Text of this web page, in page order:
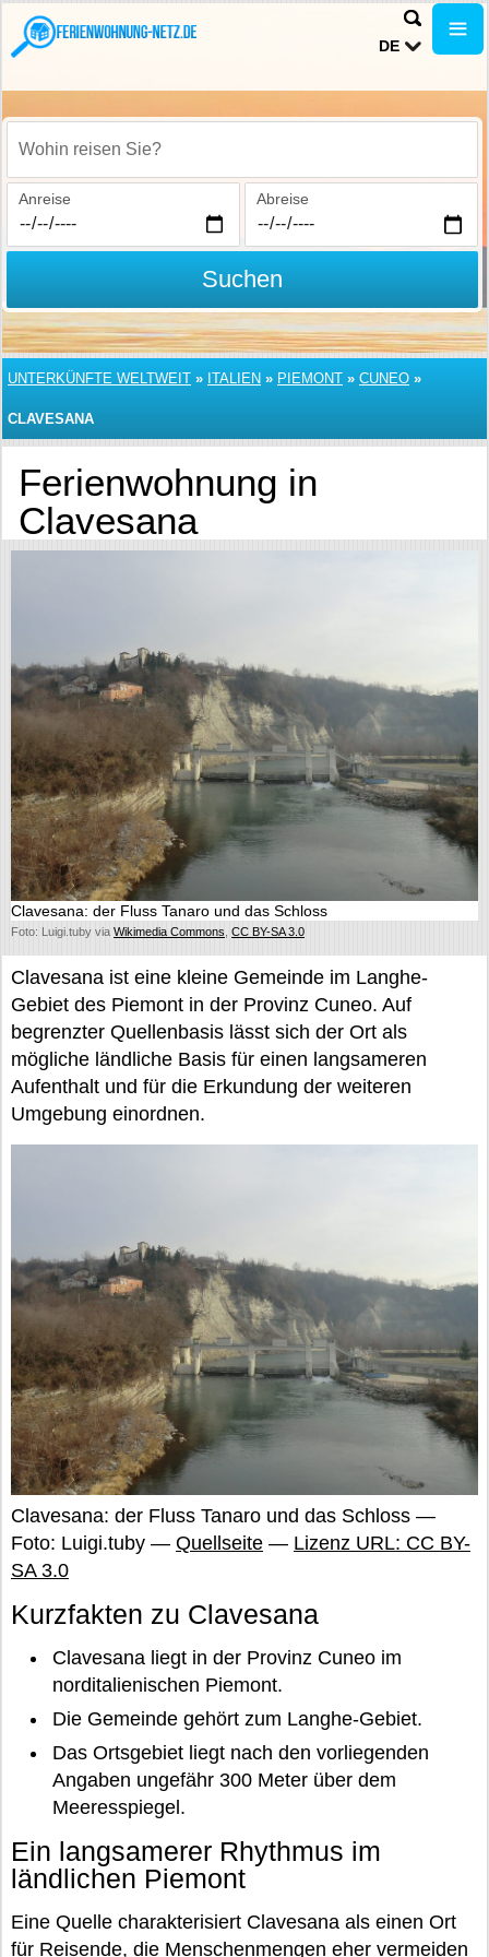
DE
Wohin reisen Sie?
Anreise Abreise
Suchen
UNTERKÜNFTE WELTWEIT » ITALIEN » PIEMONT » CUNEO »
CLAVESANA
Ferienwohnung in
Clavesana
Clavesana: der Fluss Tanaro und das Schloss
Foto: Luigi.tuby via Wikimedia Commons CC BY-SA 3.0
Clavesana ist eine kleine Gemeinde im Langhe-
Gebiet des Piemont in der Provinz Cuneo. Auf
begrenzter Quellenbasis lässt sich der Ort als
mögliche ländliche Basis für einen langsameren
Aufenthalt und für die Erkundung der weiteren
Umgebung einordnen.
Clavesana: der Fluss Tanaro und das Schloss —
Foto: Luigi.tuby — Quellseite — Lizenz URL: CC BY-
SA 3.0
Kurzfakten zu Clavesana
Clavesana liegt in der Provinz Cuneo im
norditalienischen Piemont.
Die Gemeinde gehört zum Langhe-Gebiet.
Das Ortsgebiet liegt nach den vorliegenden
Angaben ungefähr 300 Meter über dem
Meeresspiegel.
Ein langsamerer Rhythmus im
ländlichen Piemont
Eine Quelle charakterisiert Clavesana als einen Ort
für Reisende, die Menschenmengen eher vermeiden